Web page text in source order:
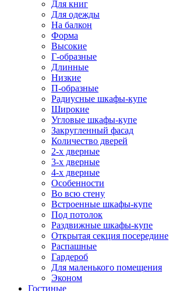
Для книг
Для одежды
На балкон
Форма
Высокие
Г-образные
Длинные
Низкие
П-образные
Радиусные шкафы-купе
Широкие
Угловые шкафы-купе
Закругленный фасад
Количество дверей
2-х дверные
3-х дверные
4-х дверные
Особенности
Во всю стену
Встроенные шкафы-купе
Под потолок
Раздвижные шкафы-купе
Открытая секция посередине
Распашные
Гардероб
Для маленького помещения
Эконом
Гостиные